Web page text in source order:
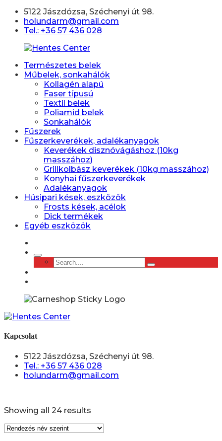
5122 Jászdózsa, Széchenyi út 98.
holundarm@gmail.com
Tel.: +36 57 436 028
Természetes belek
Műbelek, sonkahálók
Kollagén alapú
Faser típusú
Textil belek
Poliamid belek
Sonkahálók
Fűszerek
Fűszerkeverékek, adalékanyagok
Keverékek disznóvágáshoz (10kg
masszához)
Grillkolbász keverékek (10kg masszához)
Konyhai fűszerkeverékek
Adalékanyagok
Húsipari kések, eszközök
Frosts kések, acélok
Dick termékek
Egyéb eszközök
Kapcsolat
5122 Jászdózsa, Széchenyi út 98.
Tel.: +36 57 436 028
holundarm@gmail.com
Showing all 24 results